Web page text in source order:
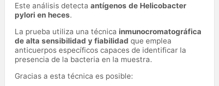
Este análisis detecta antígenos de Helicobacter
pylori en heces.
La prueba utiliza una técnica inmunocromatográfica
de alta sensibilidad y fiabilidad que emplea
anticuerpos específicos capaces de identificar la
presencia de la bacteria en la muestra.
Gracias a esta técnica es posible: